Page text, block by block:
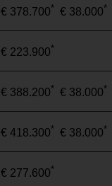
€ 378.700* € 38.000*
€ 223.900*
€ 388.200* € 38.000*
€ 418.300* € 38.000*
€ 277.600*